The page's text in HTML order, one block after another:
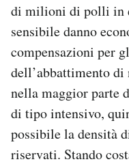
di milioni di polli in
sensibile danno
compensazioni per
dell’abbattimento di
nella maggior parte
di tipo intensivo,
possibile la densità
riservati. Stando